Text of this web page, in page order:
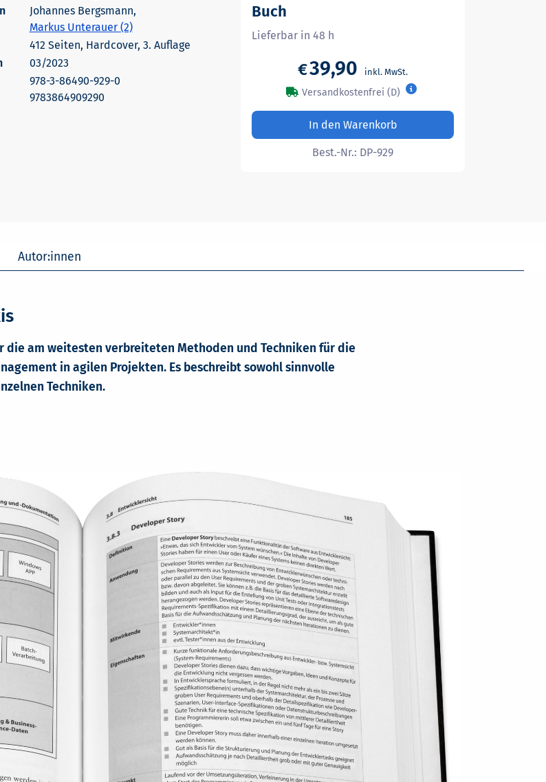
Johannes Bergsmann,
Markus Unterauer (2)
412 Seiten, Hardcover, 3. Auflage
03/2023
978-3-86490-929-0
9783864909290
Buch
Lieferbar in 48 h
€39,90
Versandkostenfrei (D)
In den Warenkorb
Best.-Nr.: DP-929
Autor:innen
am weitesten verbreiteten Methoden und Techniken für die
in agilen Projekten. Es beschreibt sowohl sinnvolle
Techniken.